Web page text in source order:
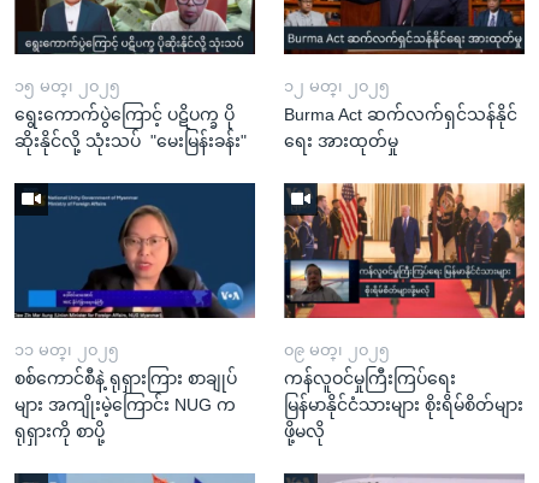
၁၅ မတ္၊ ၂၀၂၅
ရွေးကောက်ပွဲကြောင့် ပဋိပက္ခ ပို
ဆိုးနိုင်လို့ သုံးသပ် "မေးမြန်းခန်း"
၁၂ မတ္၊ ၂၀၂၅
Burma Act ဆက်လက်ရှင်သန်နိုင်
ရေး အားထုတ်မှု
၁၁ မတ္၊ ၂၀၂၅
စစ်ကောင်စီနဲ့ ရုရှားကြား စာချုပ်
များ အကျိုးမဲ့ကြောင်း NUG က
ရုရှားကို စာပို့
၀၉ မတ္၊ ၂၀၂၅
ကန်လူဝင်မှုကြီးကြပ်ရေး
မြန်မာနိုင်ငံသားများ စိုးရိမ်စိတ်များ
ဖို့မလို